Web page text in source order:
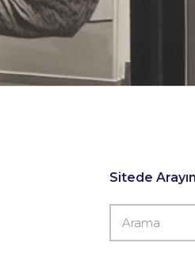
Sitede Arayın